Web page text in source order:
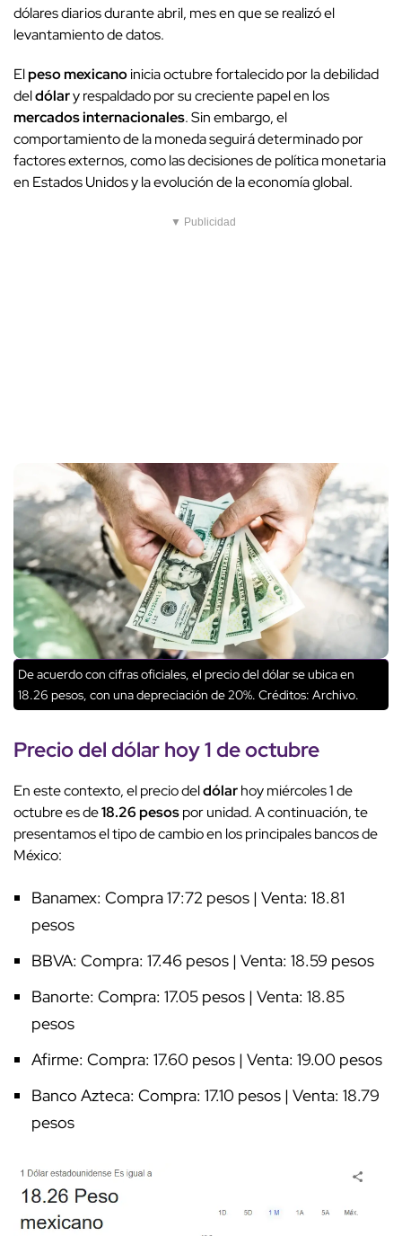
dólares diarios durante abril, mes en que se realizó el
levantamiento de datos.
Elpeso mexicanoinicia octubre fortalecido por la debilidad
deldólary respaldado por su creciente papel en los
mercados internacionales. Sin embargo, el
comportamiento de la moneda seguirá determinado por
factores externos, como las decisiones de política monetaria
en Estados Unidos y la evolución de la economía global.
▼ Publicidad
De acuerdo con cifras oficiales, el precio del dólar se ubica en
18.26 pesos, con una depreciación de 20%. Créditos: Archivo.
Precio deldólarhoy 1 de octubre
En este contexto, el precio deldólarhoy miércoles 1 de
octubre es de18.26 pesospor unidad. A continuación, te
presentamos el tipo de cambio en los principales bancos de
México:
Banamex: Compra 17:72 pesos | Venta: 18.81
pesos
BBVA: Compra: 17.46 pesos | Venta: 18.59 pesos
Banorte: Compra: 17.05 pesos | Venta: 18.85
pesos
Afirme: Compra: 17.60 pesos | Venta: 19.00 pesos
Banco Azteca: Compra: 17.10 pesos | Venta: 18.79
pesos